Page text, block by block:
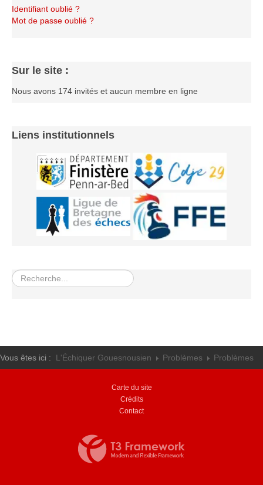
Le Challenge 2011-2012
Les championnats individuels
Les tournois
Les scolaires
Les galeries
Les infos
Identifiant oublié ?
Mot de passe oublié ?
Sur le site :
Nous avons 174 invités et aucun membre en ligne
Liens institutionnels
Rechercher
Vous êtes ici : L'Échiquer Gouesnousien Problèmes Problèmes
Carte du site
Crédits
Contact